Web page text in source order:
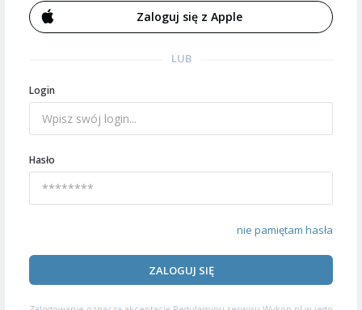
Zaloguj się z Apple
LUB
Login
Hasło
nie pamiętam hasła
ZALOGUJ SIĘ